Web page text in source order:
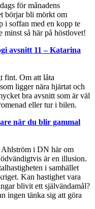
för månadens
börjar bli mörkt om
i soffan med en kopp te
minst så här på höstlovet!
avsnitt 11 – Katarina
fint. Om att låta
ligger nära hjärtat och
bra avsnitt som är väl
eller tur i bilen.
när du blir gammal
i DN här om
är en illusion.
i samhället
Kan hastighet vara
blivit ett självändamål?
ingen tänka sig att göra